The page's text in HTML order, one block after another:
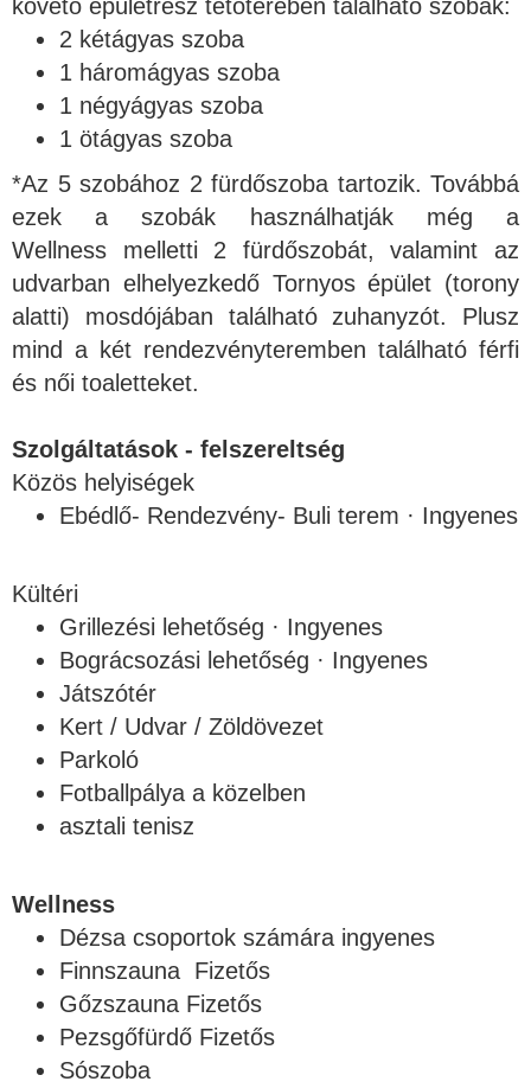
követő épületrész tetőterében található szobák:
2 kétágyas szoba
1 háromágyas szoba
1 négyágyas szoba
1 ötágyas szoba
*Az 5 szobához 2 fürdőszoba tartozik. Továbbá
ezek a szobák használhatják még a
Wellness melletti 2 fürdőszobát, valamint az
udvarban elhelyezkedő Tornyos épület (torony
alatti) mosdójában található zuhanyzót. Plusz
mind a két rendezvényteremben található férfi
és női toaletteket.
Szolgáltatások - felszereltség
Közös helyiségek
Ebédlő- Rendezvény- Buli terem · Ingyenes
Kültéri
Grillezési lehetőség · Ingyenes
Bográcsozási lehetőség · Ingyenes
Játszótér
Kert / Udvar / Zöldövezet
Parkoló
Fotballpálya a közelben
asztali tenisz
Wellness
Dézsa csoportok számára ingyenes
Finnszauna Fizetős
Gőzszauna Fizetős
Pezsgőfürdő Fizetős
Sószoba